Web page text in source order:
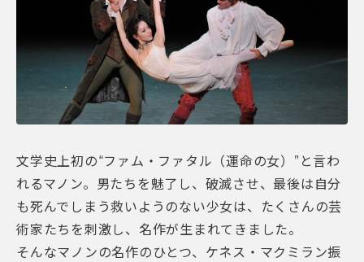
文学史上初の“ファム・ファタル（運命の女）”と言わ
れるマノン。男たちを魅了し、破滅させ、最後は自分
も死んでしまう救いようのない少女は、たくさんの芸
術家たちを刺激し、名作が生まれてきました。
そんなマノンの名作のひとつ、ケネス・マクミラン振